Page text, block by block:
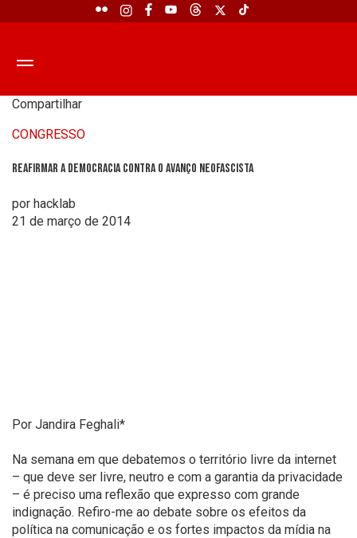
Compartilhar
CONGRESSO
Reafirmar a democracia contra o avanço neofascista
por hacklab
21 de março de 2014
Por Jandira Feghali*
Na semana em que debatemos o território livre da internet
– que deve ser livre, neutro e com a garantia da privacidade
– é preciso uma reflexão que expresso com grande
indignação. Refiro-me ao debate sobre os efeitos da
política na comunicação e os fortes impactos da mídia na